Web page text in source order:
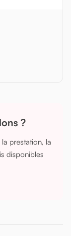
?
prestation, la
disponibles